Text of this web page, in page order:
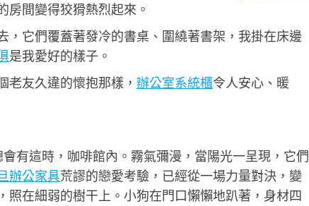
房間變得狡猾熱烈起來。
，它們覆蓋著發冷的書桌、圍繞著書架，我掛在床邊
是我愛好的樣子。
老友久違的懷抱那樣， 辦公室系統櫃令人安心、暖
有這時，咖啡館內。霧氣彌漫，當陽光一呈現，它們
辦公家具荒謬的戀愛考驗，已經從一場力量對決，變
在細弱的樹干上。小狗在門口懶懶地趴著，身材四